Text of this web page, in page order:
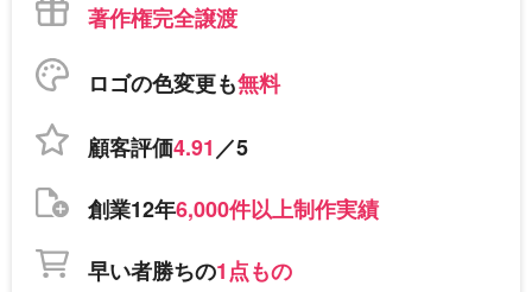
著作権完全譲渡
ロゴの色変更も無料
顧客評価4.91／5
創業12年6,000件以上制作実績
早い者勝ちの1点もの